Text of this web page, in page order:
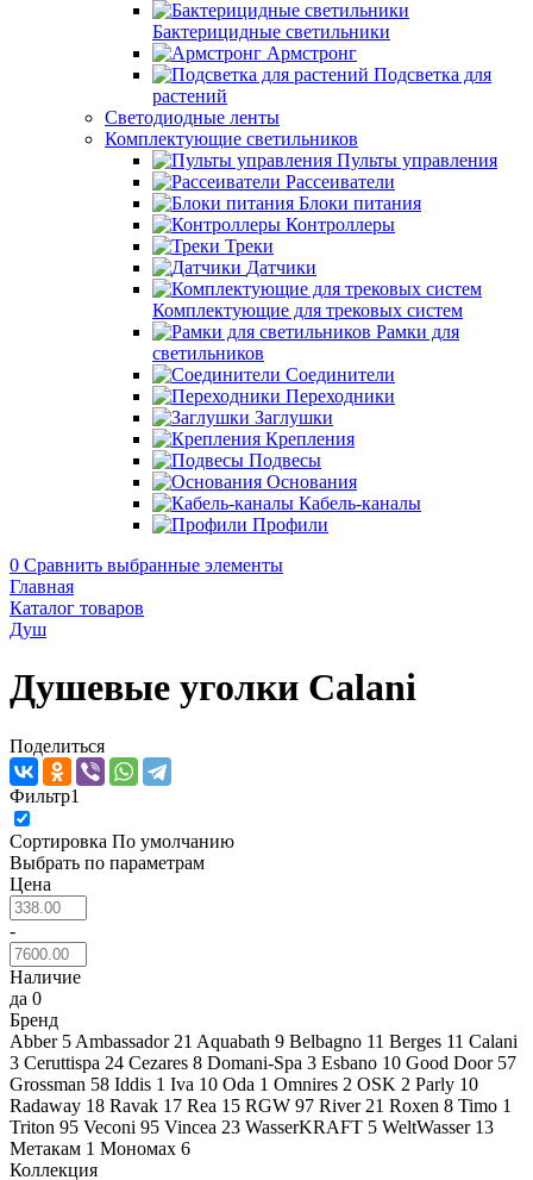
Бактерицидные светильники
Армстронг
Подсветка для
растений
Светодиодные ленты
Комплектующие светильников
Пульты управления
Рассеиватели
Блоки питания
Контроллеры
Треки
Датчики
Комплектующие для трековых систем
Рамки для
светильников
Соединители
Переходники
Заглушки
Крепления
Подвесы
Основания
Кабель-каналы
Профили
0 Сравнить выбранные элементы
Главная
Каталог товаров
Душ
Душевые уголки Calani
Поделиться
Фильтр1
Сортировка По умолчанию
Выбрать по параметрам
Цена
-
Наличие
да 0
Бренд
Abber 5 Ambassador 21 Aquabath 9 Belbagno 11 Berges 11 Calani
3 Ceruttispa 24 Cezares 8 Domani-Spa 3 Esbano 10 Good Door 57
Grossman 58 Iddis 1 Iva 10 Oda 1 Omnires 2 OSK 2 Parly 10
Radaway 18 Ravak 17 Rea 15 RGW 97 River 21 Roxen 8 Timo 1
Triton 95 Veconi 95 Vincea 23 WasserKRAFT 5 WeltWasser 13
Метакам 1 Мономах 6
Коллекция